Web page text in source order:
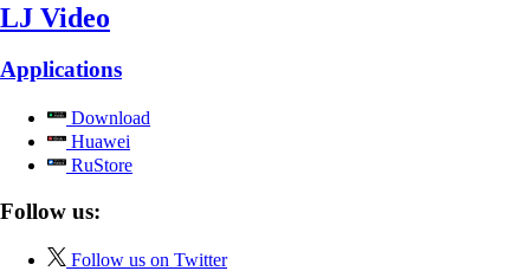
LJ Video
Applications
Download
Huawei
RuStore
Follow us:
Follow us on Twitter